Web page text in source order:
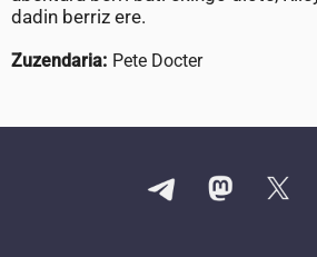
dadin berriz ere.
Zuzendaria: Pete Docter